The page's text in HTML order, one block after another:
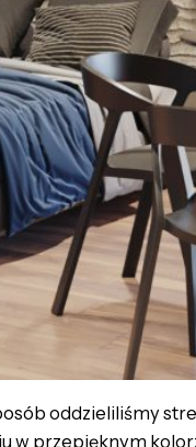
oddzieliliśmy
w przepięknym